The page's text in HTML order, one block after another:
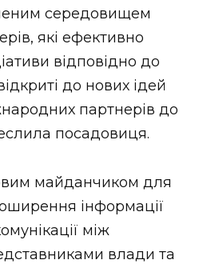
середовищем
які ефективно
відповідно до
до нових ідей
партнерів до
посадовиця.
майданчиком для
інформації
між
влади та